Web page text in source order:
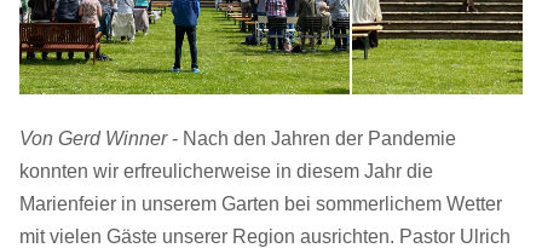
Von Gerd Winner- Nach den Jahren der Pandemie
konnten wir erfreulicherweise in diesem Jahr die
Marienfeier in unserem Garten bei sommerlichem Wetter
mit vielen Gäste unserer Region ausrichten. Pastor Ulrich